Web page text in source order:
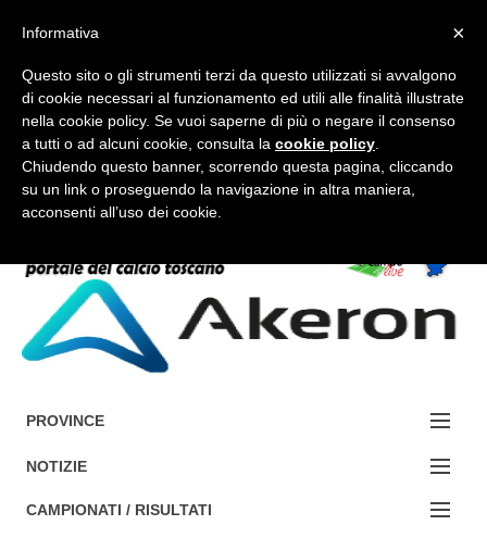
FORUM-ACCEDI
Accedi / Registrati
PROVINCE
EDIZIONE:
AREZZO
NOTIZIE
NOTIZIE:
CAMPIONATI / RISULTATI
×
Informativa
Questo sito o gli strumenti terzi da questo utilizzati si avvalgono
di cookie necessari al funzionamento ed utili alle finalità illustrate
nella cookie policy. Se vuoi saperne di più o negare il consenso
a tutti o ad alcuni cookie, consulta la cookie policy
Chiudendo questo banner, scorrendo questa pagina, cliccando
su un link o proseguendo la navigazione in altra maniera,
acconsenti all’uso dei cookie.